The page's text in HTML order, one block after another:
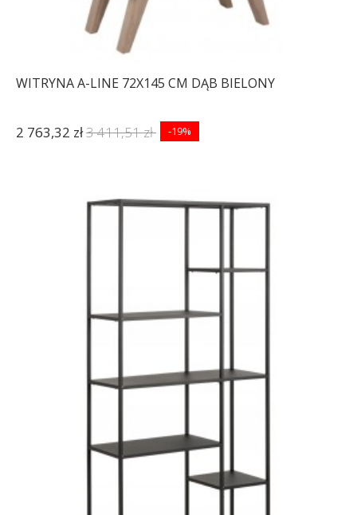
WITRYNA A-LINE 72X145 CM DĄB BIELONY
2 763,32 zł3 411,51 zł -19%